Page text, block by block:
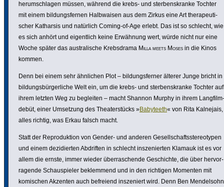
herum­schlagen müssen, während die krebs- und ster­bens­kranke Tochter
mit einem bildungs­fernen Halb­waisen aus dem Zirkus eine Art thera­peu­ti­
scher Katharsis und natürlich Coming-of-Age erlebt. Das ist so schlecht, wie
es sich anhört und eigent­lich keine Erwähnung wert, würde nicht nur eine
Woche später das austra­li­sche Krebs­drama Milla meets Moses in die Kinos
kommen.
Denn bei einem sehr ähnlichen Plot – bildungs­ferner älterer Junge bricht in
bildungs­bür­ger­liche Welt ein, um die krebs- und ster­bens­kranke Tochter auf
ihrem letzten Weg zu begleiten – macht Shannon Murphy in ihrem Lang­film­
debüt, einer Umsetzung des Thea­ter­s­tücks »Babyteeth« von Rita Kalnejais,
alles richtig, was Erkau falsch macht.
Statt der Repro­duk­tion von Gender- und anderen Gesell­schafts­ste­reo­typen
und einem dezi­dierten Abdriften in schlecht insze­nierten Klamauk ist es vor
allem die ernste, immer wieder über­ra­schende Geschichte, die über hervor­
ra­gende Schau­spieler beklem­mend und in den richtigen Momenten mit
komischen Akzenten auch befreiend insze­niert wird. Denn Ben Mendel­sohn